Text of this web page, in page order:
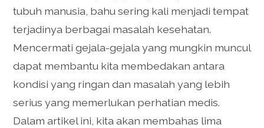
tubuh manusia, bahu sering kali menjadi tempat
terjadinya berbagai masalah kesehatan.
Mencermati gejala-gejala yang mungkin muncul
dapat membantu kita membedakan antara
kondisi yang ringan dan masalah yang lebih
serius yang memerlukan perhatian medis.
Dalam artikel ini, kita akan membahas lima